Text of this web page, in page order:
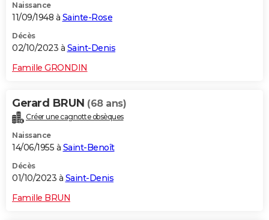
Naissance
11/09/1948 à Sainte-Rose
Décès
02/10/2023 à Saint-Denis
Famille GRONDIN
Gerard BRUN (68 ans)
Créer une cagnotte obsèques
Naissance
14/06/1955 à Saint-Benoît
Décès
01/10/2023 à Saint-Denis
Famille BRUN